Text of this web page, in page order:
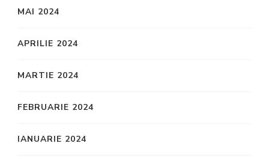
MAI 2024
APRILIE 2024
MARTIE 2024
FEBRUARIE 2024
IANUARIE 2024